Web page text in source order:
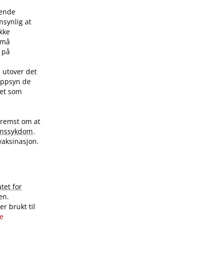
at
utover det
de
som
om at
.
for
brukt til